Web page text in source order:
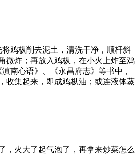
鸡枞削去泥土，清洗干净，顺杆斜
微炸；再放入鸡枞，在小火上炸至鸡
南心语》、《永昌府志》等书中，
收集起来，即成鸡枞油；或连液体蒸
，火大了起气泡了，再拿来炒菜怎么